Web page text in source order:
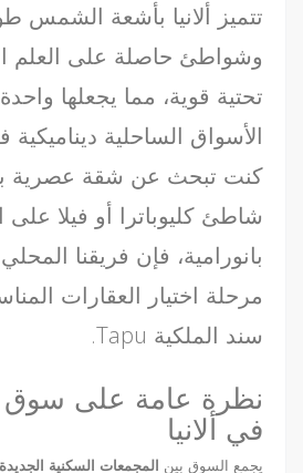
تتميز ألانيا بأشعة الشمس
وشواطئ حاصلة على العلم
تحتية قوية، مما يجعلها
الأسواق الساحلية
كنت تبحث عن شقة عصرية
شاطئ كليوباترا أو فيلا على
بانورامية، فإن فريقنا
مرحلة اختيار العقارات
سند الملكية Tapu.
نظرة عامة على سوق
في ألانيا
يجمع السوق بين المجمعات السكنية الجديدة